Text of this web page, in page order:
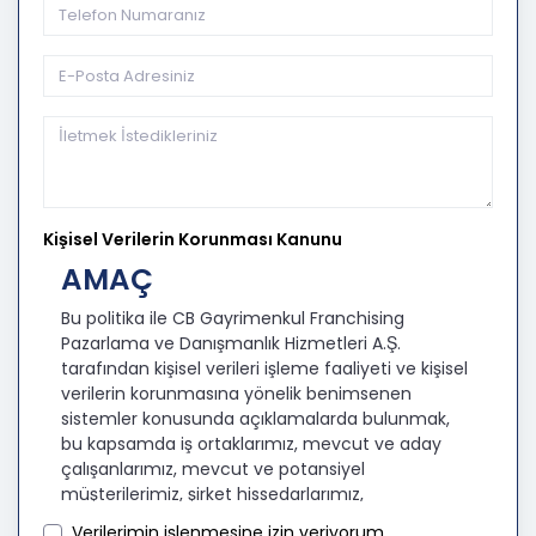
Kişisel Verilerin Korunması Kanunu
AMAÇ
Bu politika ile CB Gayrimenkul Franchising
Pazarlama ve Danışmanlık Hizmetleri A.Ş.
tarafından kişisel verileri işleme faaliyeti ve kişisel
verilerin korunmasına yönelik benimsenen
sistemler konusunda açıklamalarda bulunmak,
bu kapsamda iş ortaklarımız, mevcut ve aday
çalışanlarımız, mevcut ve potansiyel
müşterilerimiz, şirket hissedarlarımız,
ziyaretçilerimiz ve üçüncü kişiler başta olmak